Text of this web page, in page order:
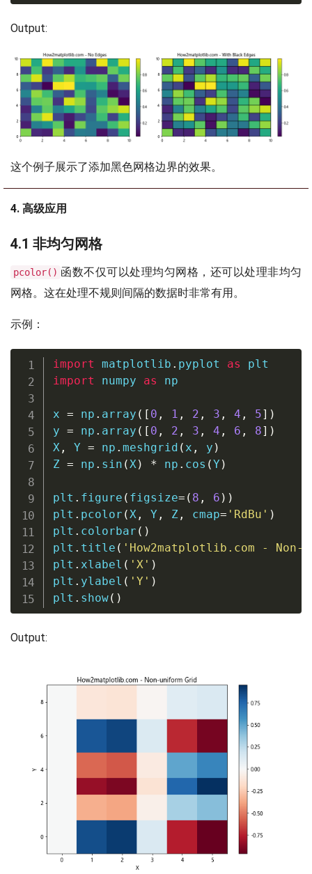
Output:
这个例子展示了添加黑色网格边界的效果。
4. 高级应用
4.1 非均匀网格
pcolor() 函数不仅可以处理均匀网格，还可以处理非均匀
网格。这在处理不规则间隔的数据时非常有用。
示例：
import matplotlib . pyplot as
import numpy as np
x = np . array ( [ 0 , 1 , 2 , 3 , 4 , 5] )
y = np . array ( [ 0 , 2 , 3 , 4 , 6 , 8] )
X, Y = np . meshgrid ( x , y )
Z = np . sin (X) * np . cos (Y )
plt . figure ( figsize= ( 8 , 6 ) )
plt . pcolor (X, Y , Z, cmap= 'RdBu' )
plt . colorbar ( )
plt . title ( 'How2matplotlib.com -
plt . xlabel ( 'X' )
plt . ylabel ( 'Y' )
plt . show( )
Output: